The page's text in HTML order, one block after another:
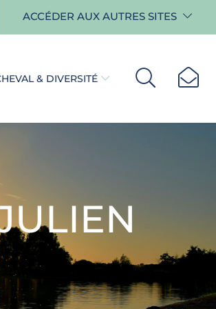
ACCÉDER AUX AUTRES SITES
& DIVERSITÉ